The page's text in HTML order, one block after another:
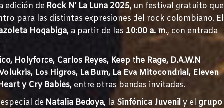
edición de Rock N’ La Luna 2025, un festival gratuito que
para las distintas expresiones del rock colombiano. El
Hoqabiga, a partir de las 10:00 a. m., con entrada
Holyforce, Carlos Reyes, Keep the Rage, D.A.W.N
Los Higros, La Bum, La Eva Mitocondrial, Eleven
y Cry Babies, entre otras bandas invitadas.
de Natalia Bedoya, la Sinfónica Juvenily el grupo